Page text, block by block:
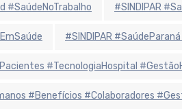
#SaúdeNoTrabalho #SINDIPAR
#SINDIPAR
#TecnologiaHospital
#Benefícios #Colaboradores